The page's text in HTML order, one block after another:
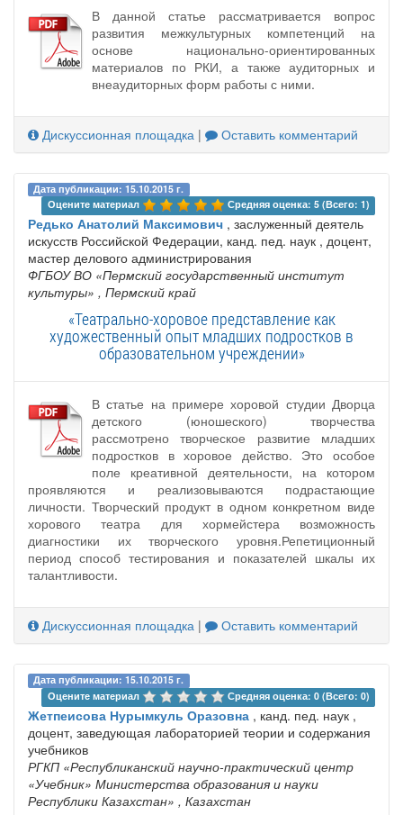
В данной статье рассматривается вопрос
развития межкультурных компетенций на
основе национально-ориентированных
материалов по РКИ, а также аудиторных и
внеаудиторных форм работы с ними.
Дискуссионная площадка | Оставить комментарий
Дата публикации: 15.10.2015 г.
Оцените материал
Средняя оценка: 5 (Всего: 1)
Редько Анатолий Максимович , заслуженный деятель
искусств Российской Федерации, канд. пед. наук , доцент,
мастер делового администрирования
ФГБОУ ВО «Пермский государственный институт
культуры» , Пермский край
«Театрально-хоровое представление как
художественный опыт младших подростков в
образовательном учреждении»
В статье на примере хоровой студии Дворца
детского (юношеского) творчества
рассмотрено творческое развитие младших
подростков в хоровое действо. Это особое
поле креативной деятельности, на котором
проявляются и реализовываются подрастающие
личности. Творческий продукт в одном конкретном виде
хорового театра для хормейстера возможность
диагностики их творческого уровня.Репетиционный
период способ тестирования и показателей шкалы их
талантливости.
Дискуссионная площадка | Оставить комментарий
Дата публикации: 15.10.2015 г.
Оцените материал
Средняя оценка: 0 (Всего: 0)
Жетпеисова Нурымкуль Оразовна , канд. пед. наук ,
доцент, заведующая лабораторией теории и содержания
учебников
РГКП «Республиканский научно-практический центр
«Учебник» Министерства образования и науки
Республики Казахстан» , Казахстан